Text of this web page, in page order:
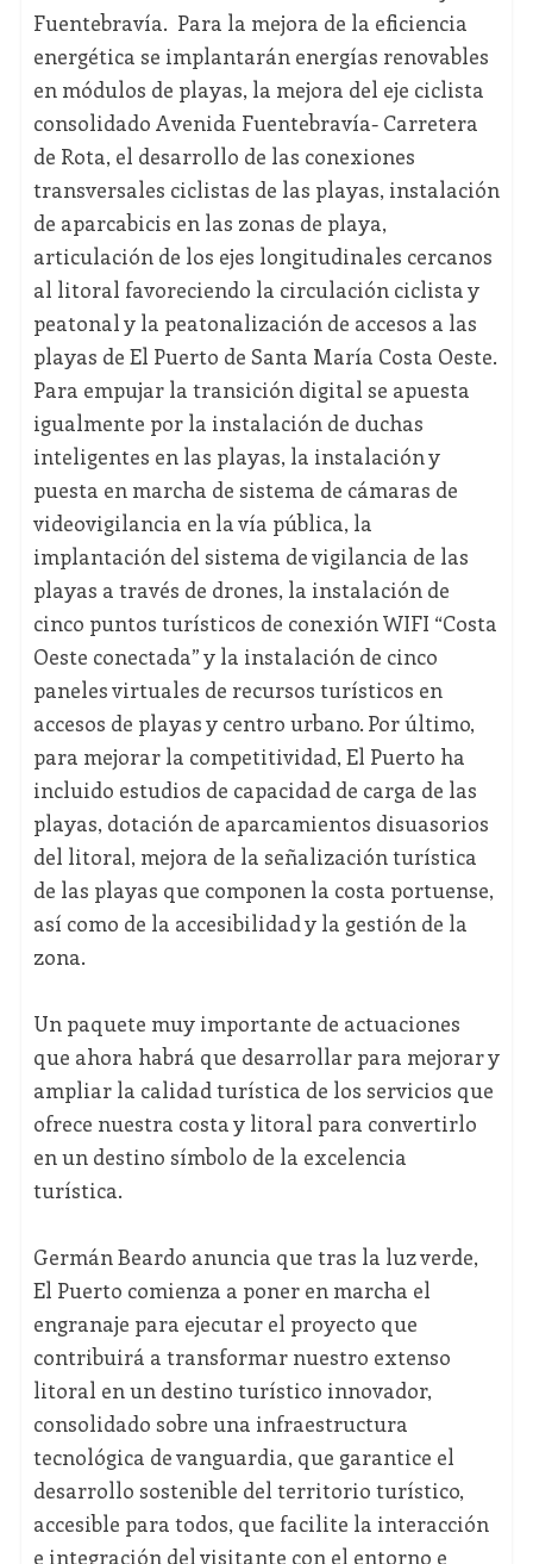
Fuentebravía. Para la mejora de la eficiencia
energética se implantarán energías renovables
en módulos de playas, la mejora del eje ciclista
consolidado Avenida Fuentebravía- Carretera
de Rota, el desarrollo de las conexiones
transversales ciclistas de las playas, instalación
de aparcabicis en las zonas de playa,
articulación de los ejes longitudinales cercanos
al litoral favoreciendo la circulación ciclista y
peatonal y la peatonalización de accesos a las
playas de El Puerto de Santa María Costa Oeste.
Para empujar la transición digital se apuesta
igualmente por la instalación de duchas
inteligentes en las playas, la instalación y
puesta en marcha de sistema de cámaras de
videovigilancia en la vía pública, la
implantación del sistema de vigilancia de las
playas a través de drones, la instalación de
cinco puntos turísticos de conexión WIFI “Costa
Oeste conectada” y la instalación de cinco
paneles virtuales de recursos turísticos en
accesos de playas y centro urbano. Por último,
para mejorar la competitividad, El Puerto ha
incluido estudios de capacidad de carga de las
playas, dotación de aparcamientos disuasorios
del litoral, mejora de la señalización turística
de las playas que componen la costa portuense,
así como de la accesibilidad y la gestión de la
zona.
Un paquete muy importante de actuaciones
que ahora habrá que desarrollar para mejorar y
ampliar la calidad turística de los servicios que
ofrece nuestra costa y litoral para convertirlo
en un destino símbolo de la excelencia
turística.
Germán Beardo anuncia que tras la luz verde,
El Puerto comienza a poner en marcha el
engranaje para ejecutar el proyecto que
contribuirá a transformar nuestro extenso
litoral en un destino turístico innovador,
consolidado sobre una infraestructura
tecnológica de vanguardia, que garantice el
desarrollo sostenible del territorio turístico,
accesible para todos, que facilite la interacción
e integración del visitante con el entorno e